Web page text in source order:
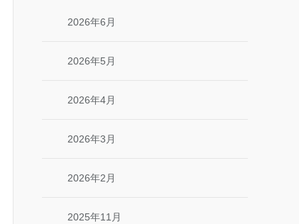
2026年6月
2026年5月
2026年4月
2026年3月
2026年2月
2025年11月